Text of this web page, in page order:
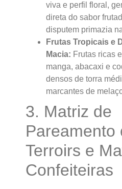
viva e perfil floral,
direta do sabor
disputem primazia
Frutas Tropicais e
Macia: Frutas ricas
manga, abacaxi e
densos de torra
marcantes de
3. Matriz de
Pareamento
Terroirs e
Confeiteiras